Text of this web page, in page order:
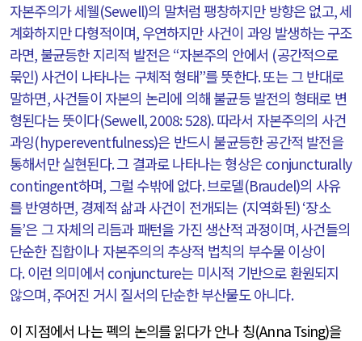
자본주의가 세웰(Sewell)의 말처럼 팽창하지만 방향은 없고,세
계화하지만 다형적이며, 우연하지만 사건이 과잉 발생하는 구조
라면, 불균등한 지리적 발전은“자본주의 안에서 (공간적으로
묶인) 사건이 나타나는 구체적 형태”를 뜻한다.또는 그 반대로
말하면,사건들이 자본의 논리에 의해 불균등 발전의 형태로 변
형된다는 뜻이다(Sewell, 2008: 528).따라서 자본주의의 사건
과잉(hypereventfulness)은 반드시 불균등한 공간적 발전을
통해서만 실현된다.그 결과로 나타나는 형상은conjuncturally
contingent하며,그럴 수밖에 없다.브로델(Braudel)의 사유
를 반영하면, 경제적 삶과 사건이 전개되는 (지역화된) ‘장소
들’은 그 자체의 리듬과 패턴을 가진 생산적 과정이며,사건들의
단순한 집합이나 자본주의의 추상적 법칙의 부수물 이상이
다.이런 의미에서 conjuncture는 미시적 기반으로 환원되지
않으며,주어진 거시 질서의 단순한 부산물도 아니다.
이 지점에서 나는 펙의 논의를 읽다가 안나 칭(Anna Tsing)을